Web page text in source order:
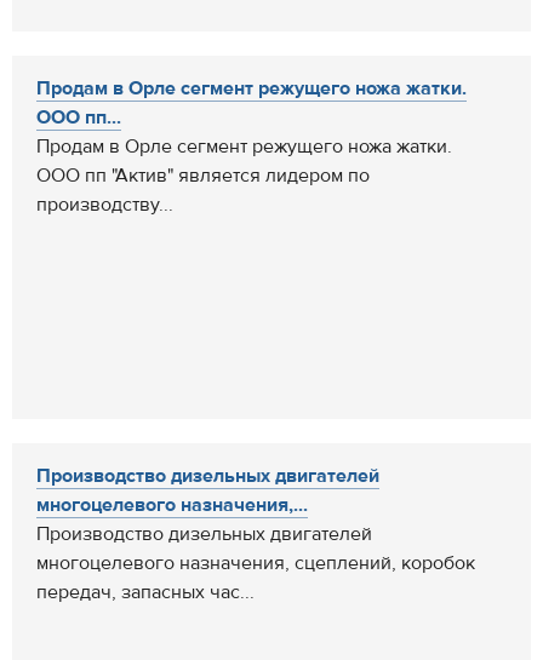
Продам в Орле сегмент режущего ножа жатки.
ООО пп...
Продам в Орле сегмент режущего ножа жатки.
ООО пп "Актив" является лидером по
производству...
Производство дизельных двигателей
многоцелевого назначения,...
Производство дизельных двигателей
многоцелевого назначения, сцеплений, коробок
передач, запасных час...